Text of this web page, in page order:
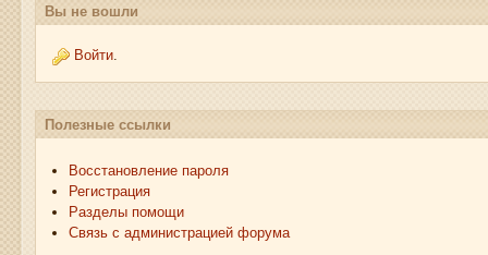
Вы не вошли
Войти.
Полезные ссылки
Восстановление пароля
Регистрация
Разделы помощи
Связь с администрацией форума